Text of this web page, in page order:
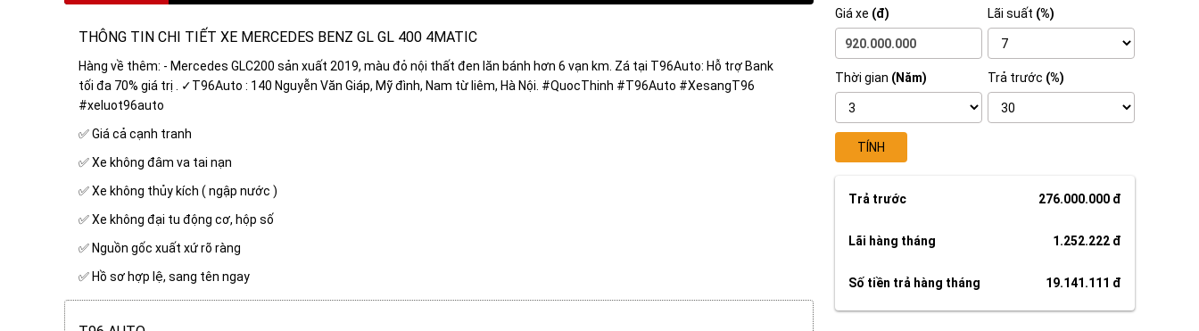
THÔNG TIN CHI TIẾT XE MERCEDES BENZ GL GL 400 4MATIC
Hàng về thêm: - Mercedes GLC200 sản xuất 2019, màu đỏ nội thất đen lăn bánh hơn 6 vạn km. Zá tại T96Auto: Hỗ trợ Bank
tối đa 70% giá trị . ✓T96Auto : 140 Nguyễn Văn Giáp, Mỹ đình, Nam từ liêm, Hà Nội. #QuocThinh #T96Auto #XesangT96
#xeluot96auto
✅ Giá cả cạnh tranh
✅ Xe không đâm va tai nạn
✅ Xe không thủy kích ( ngập nước )
✅ Xe không đại tu động cơ, hộp số
✅ Nguồn gốc xuất xứ rõ ràng
✅ Hồ sơ hợp lệ, sang tên ngay
Giá xe (đ) Lãi suất (%)
Thời gian (Năm) Trả trước (%)
TÍNH
Trả trước 276.000.000 đ
Lãi hàng tháng 1.252.222 đ
Số tiền trả hàng tháng 19.141.111 đ